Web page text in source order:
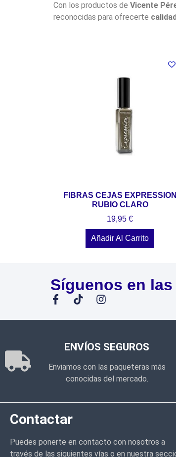
Con los productos de Vicente
reconocidas para ofrecerte calidad
FIBRAS CEJAS EXPRESSION
RUBIO CLARO
19,95€
Añadir Al Carrito
Síguenos en
ENVÍOS SEGUROS
Enviamos con las paqueteras más
conocidas del mercado.
Contactar
Puedes ponerte en contacto con nosotros a
través de las siguientes vías o en nuestra